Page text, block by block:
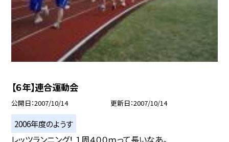
【６年】連合運動会
公開日 2007/10/14 更新日 2007/10/14
2006年度のようす